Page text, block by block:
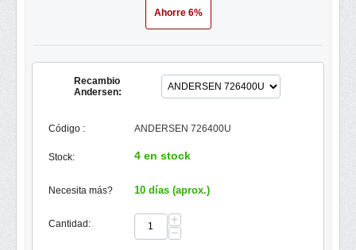
Ahorre 6%
Recambio
Andersen:
Código : ANDERSEN 726400U
Stock: 4 en stock
Necesita más? 10 días (aprox.)
Cantidad:
+
−